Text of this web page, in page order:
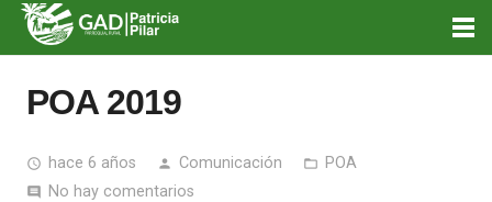
POA 2019
access_time hace 6 años person Comunicación folder_open POA
comment No hay comentarios